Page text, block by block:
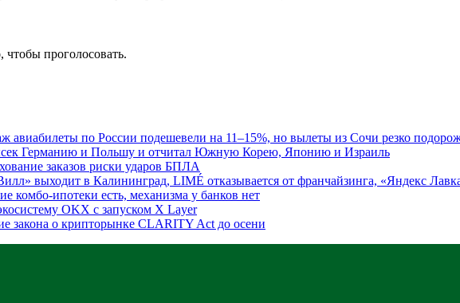
чтобы проголосовать.
авиабилеты по России подешевели на 11–15%, но вылеты из Сочи резко
Германию и Польшу и отчитал Южную Корею, Японию и Израиль
заказов риски ударов БПЛА
выходит в Калининград, LIMÉ отказывается от франчайзинга, «Яндекс
комбо-ипотеки есть, механизма у банков нет
OKX с запуском X Layer
о крипторынке CLARITY Act до осени